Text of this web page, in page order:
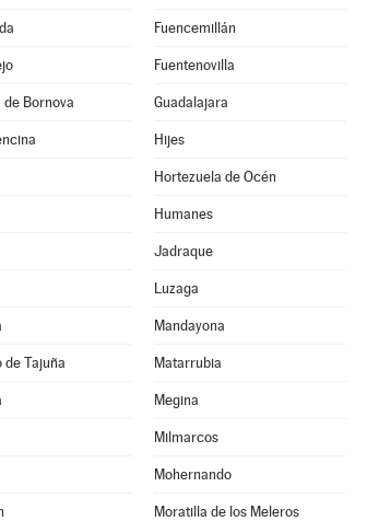
Fuencemillán
Fuentenovilla
de Bornova Guadalajara
Hijes
Hortezuela de Océn
Humanes
Jadraque
Luzaga
Mandayona
de Tajuña Matarrubia
Megina
Milmarcos
Mohernando
Moratilla de los Meleros